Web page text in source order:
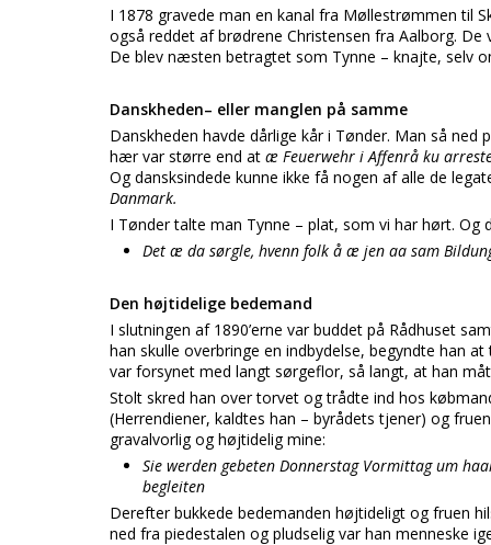
I 1878 gravede man en kanal fra Møllestrømmen til
også reddet af brødrene Christensen fra Aalborg.
De blev næsten betragtet som Tynne – knajte, selv
Danskheden– eller manglen på samme
Danskheden havde dårlige kår i Tønder. Man så ned
hær var større end at æ Feuerwehr i Affenrå ku
Og dansksindede kunne ikke få nogen af alle de
Danmark.
I Tønder talte man Tynne – plat, som vi har hørt. Og
Det æ da sørgle, hvenn folk å æ jen aa sam
Den højtidelige bedemand
I slutningen af 1890’erne var buddet på Rådhuset
han skulle overbringe en indbydelse, begyndte han
var forsynet med langt sørgeflor, så langt, at han
Stolt skred han over torvet og trådte ind hos
(Herrendiener, kaldtes han – byrådets tjener) og
gravalvorlig og højtidelig mine:
Sie werden gebeten Donnerstag Vormittag um
begleiten
Derefter bukkede bedemanden højtideligt og fruen
ned fra piedestalen og pludselig var han menneske